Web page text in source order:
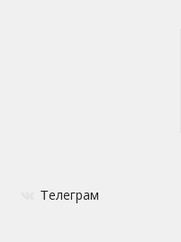
Телеграм